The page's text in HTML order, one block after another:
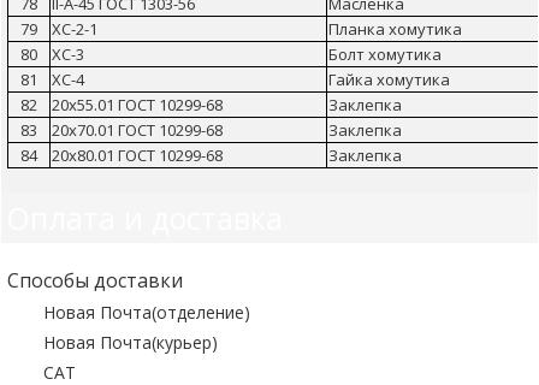
79
ХС-2-1
Планка хомутика
80
ХС-3
Болт хомутика
81
ХС-4
Гайка хомутика
82
20х55.01 ГОСТ 10299-68
Заклепка
83
20х70.01 ГОСТ 10299-68
Заклепка
84
20х80.01 ГОСТ 10299-68 Заклепка
Способы доставки
Новая Почта(отделение)
Новая Почта(курьер)
САТ